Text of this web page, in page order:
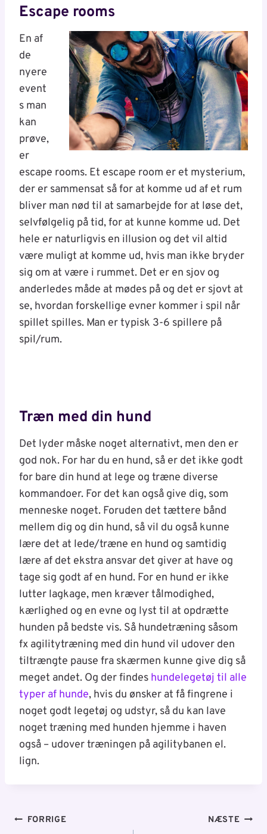
Escape rooms
En af
de
nyere
event
s man
kan
prøve,
er
escape rooms. Et escape room er et mysterium,
der er sammensat så for at komme ud af et rum
bliver man nød til at samarbejde for at løse det,
selvfølgelig på tid, for at kunne komme ud. Det
hele er naturligvis en illusion og det vil altid
være muligt at komme ud, hvis man ikke bryder
sig om at være i rummet. Det er en sjov og
anderledes måde at mødes på og det er sjovt at
se, hvordan forskellige evner kommer i spil når
spillet spilles. Man er typisk 3-6 spillere på
spil/rum.
Træn med din hund
Det lyder måske noget alternativt, men den er
god nok. For har du en hund, så er det ikke godt
for bare din hund at lege og træne diverse
kommandoer. For det kan også give dig, som
menneske noget. Foruden det tættere bånd
mellem dig og din hund, så vil du også kunne
lære det at lede/træne en hund og samtidig
lære af det ekstra ansvar det giver at have og
tage sig godt af en hund. For en hund er ikke
lutter lagkage, men kræver tålmodighed,
kærlighed og en evne og lyst til at opdrætte
hunden på bedste vis. Så hundetræning såsom
fx agilitytræning med din hund vil udover den
tiltrængte pause fra skærmen kunne give dig så
meget andet. Og der findes hundelegetøj til alle
typer af hunde, hvis du ønsker at få fingrene i
noget godt legetøj og udstyr, så du kan lave
noget træning med hunden hjemme i haven
også – udover træningen på agilitybanen el.
lign.
Indlægsnavigation
FORRIGE NÆSTE